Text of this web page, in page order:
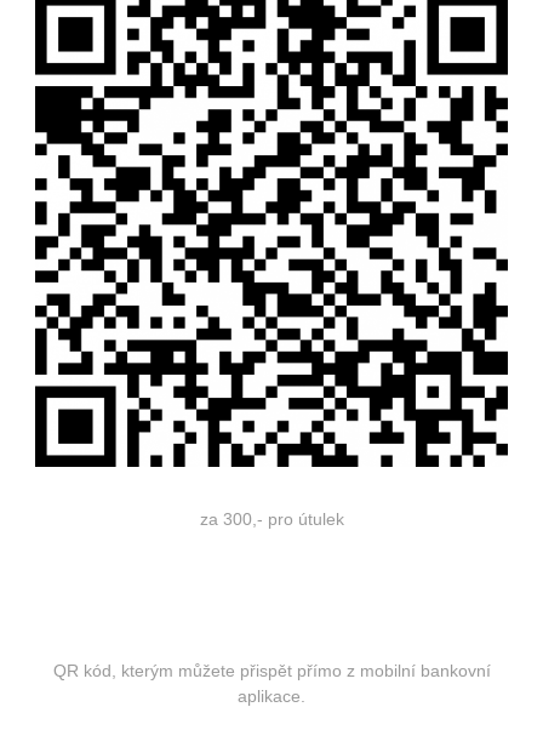
za 300,- pro útulek
QR kód, kterým můžete přispět přímo z mobilní bankovní
aplikace.